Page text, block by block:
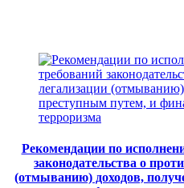
Рекомендации по
законодательства о
(отмыванию) доходов,